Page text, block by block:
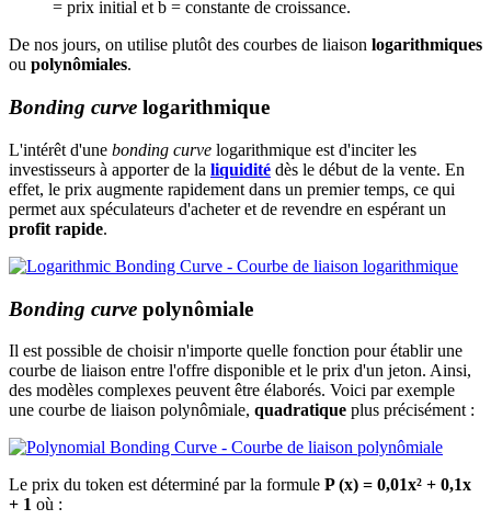
= prix initial et b = constante de croissance.
De nos jours, on utilise plutôt des courbes de liaison logarithmiques
ou polynômiales.
Bonding curve logarithmique
L'intérêt d'une bonding curve logarithmique est d'inciter les
investisseurs à apporter de la liquidité dès le début de la vente. En
effet, le prix augmente rapidement dans un premier temps, ce qui
permet aux spéculateurs d'acheter et de revendre en espérant un
profit rapide.
Bonding curve polynômiale
Il est possible de choisir n'importe quelle fonction pour établir une
courbe de liaison entre l'offre disponible et le prix d'un jeton. Ainsi,
des modèles complexes peuvent être élaborés. Voici par exemple
une courbe de liaison polynômiale, quadratique plus précisément :
Le prix du token est déterminé par la formule P (x) = 0,01x² + 0,1x
+ 1 où :